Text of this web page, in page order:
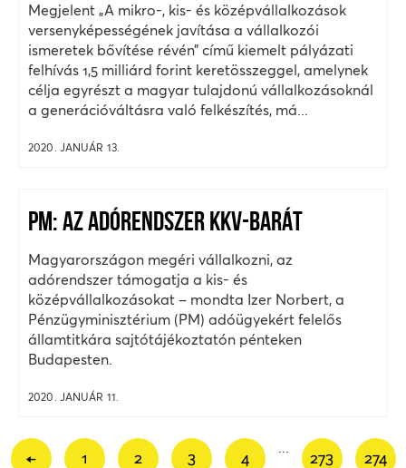
Megjelent „A mikro-, kis- és középvállalkozások
versenyképességének javítása a vállalkozói
ismeretek bővítése révén” című kiemelt pályázati
felhívás 1,5 milliárd forint keretösszeggel, amelynek
célja egyrészt a magyar tulajdonú vállalkozásoknál
a generációváltásra való felkészítés, má...
2020. JANUÁR 13.
PM: AZ ADÓRENDSZER KKV-BARÁT
Magyarországon megéri vállalkozni, az
adórendszer támogatja a kis- és
középvállalkozásokat – mondta Izer Norbert, a
Pénzügyminisztérium (PM) adóügyekért felelős
államtitkára sajtótájékoztatón pénteken
Budapesten.
2020. JANUÁR 11.
← 1 2 3 4 273 274